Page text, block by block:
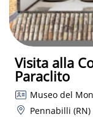
Visita alla
Paraclito
Museo del
Pennabilli (RN)